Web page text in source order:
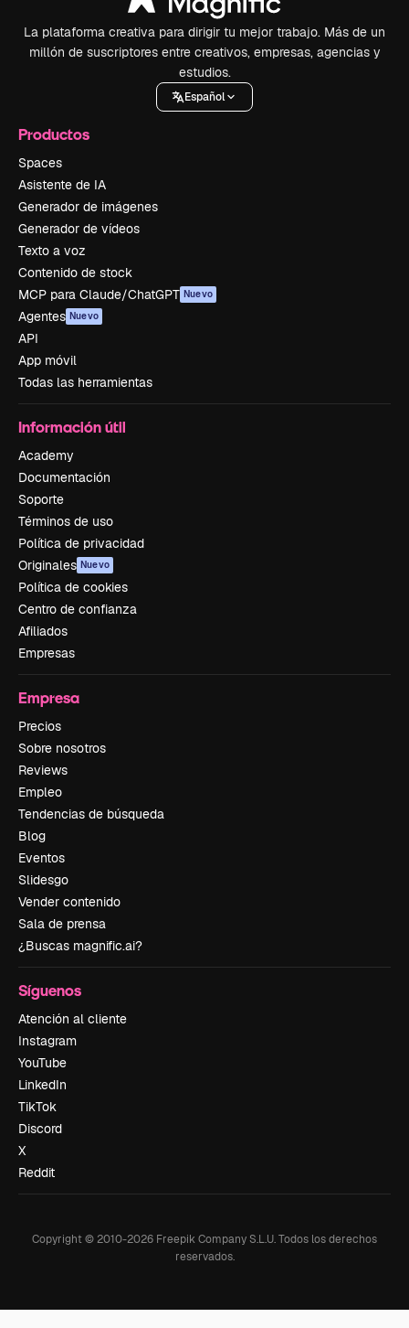
La plataforma creativa para dirigir tu mejor trabajo. Más de un
millón de suscriptores entre creativos, empresas, agencias y
estudios.
Español
Productos
Spaces
Asistente de IA
Generador de imágenes
Generador de vídeos
Texto a voz
Contenido de stock
MCP para Claude/ChatGPT Nuevo
Agentes Nuevo
API
App móvil
Todas las herramientas
Información útil
Academy
Documentación
Soporte
Términos de uso
Política de privacidad
Originales Nuevo
Política de cookies
Centro de confianza
Afiliados
Empresas
Empresa
Precios
Sobre nosotros
Reviews
Empleo
Tendencias de búsqueda
Blog
Eventos
Slidesgo
Vender contenido
Sala de prensa
¿Buscas magnific.ai?
Síguenos
Atención al cliente
Instagram
YouTube
LinkedIn
TikTok
Discord
X
Reddit
Copyright © 2010-2026 Freepik Company S.L.U.Todos los derechos
reservados.